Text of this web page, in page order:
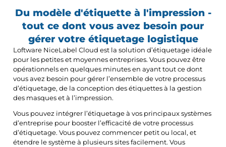
Du modèle d'étiquette à l'impression -
tout ce dont vous avez besoin pour
gérer votre étiquetage logistique
Loftware NiceLabel Cloud est la solution d’étiquetage idéale
pour les petites et moyennes entreprises. Vous pouvez être
opérationnels en quelques minutes en ayant tout ce dont
vous avez besoin pour gérer l’ensemble de votre processus
d’étiquetage, de la conception des étiquettes à la gestion
des masques et à l’impression.
Vous pouvez intégrer l’étiquetage à vos principaux systèmes
d’entreprise pour booster l’efficacité de votre processus
d’étiquetage. Vous pouvez commencer petit ou local, et
étendre le système à plusieurs sites facilement. Vous